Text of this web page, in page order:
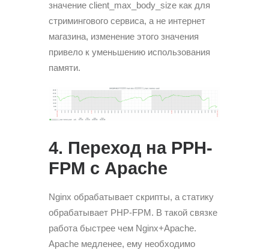
значение client_max_body_size как для
стримингового сервиса, а не интернет
магазина, изменение этого значения
привело к уменьшению использования
памяти.
4. Переход на PPH-
FPM с Apache
Nginx обрабатывает скрипты, а статику
обрабатывает PHP-FPM. В такой связке
работа быстрее чем Nginx+Apache.
Apache медленее, ему необходимо